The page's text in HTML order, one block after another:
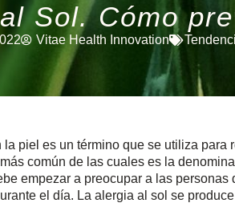
Sol. Cómo
Vitae Health Innovation
la piel es un término que se utiliza para
común de las cuales es la
empezar a preocupar a las
el día. La alergia al sol se